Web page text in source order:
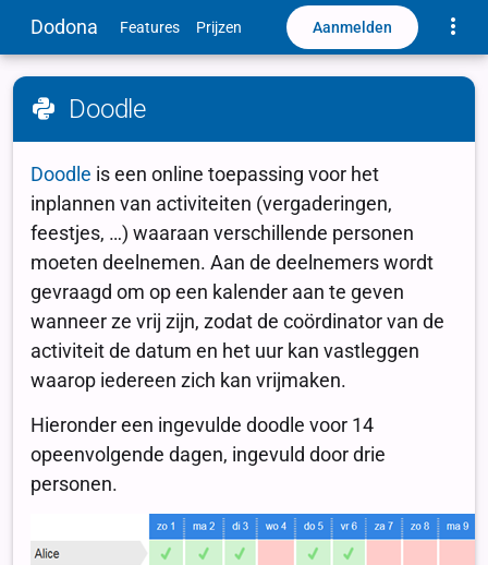
Dodona Features Prijzen Aanmelden
Doodle